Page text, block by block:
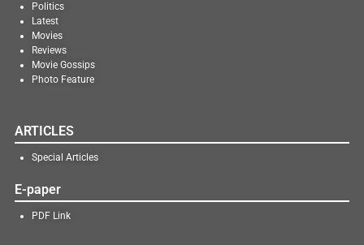
Politics
Latest
Movies
Reviews
Movie Gossips
Photo Feature
ARTICLES
Special Articles
E-paper
PDF Link